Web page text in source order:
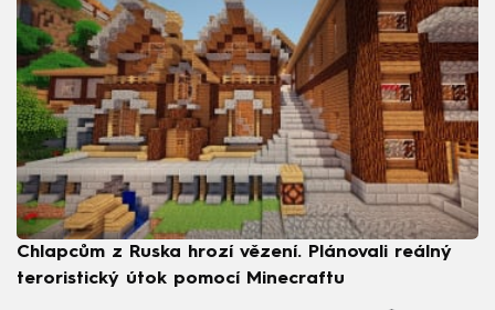
Chlapcům z Ruska hrozí vězení. Plánovali reálný
teroristický útok pomocí Minecraftu